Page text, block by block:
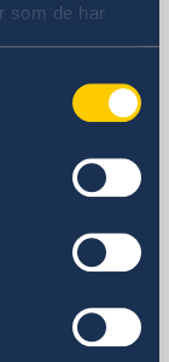
som de har